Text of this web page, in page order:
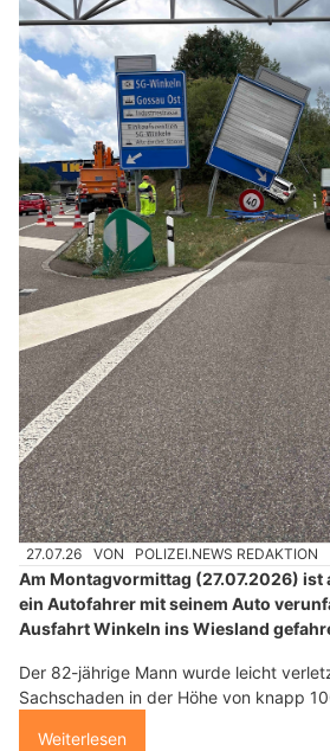
27.07.26 VON POLIZEI.NEWS REDAKTION
Am Montagvormittag (27.07.2026) ist
ein Autofahrer mit seinem Auto
Ausfahrt Winkeln ins Wiesland
Der 82-jährige Mann wurde leicht
Sachschaden in der Höhe von knapp
Weiterlesen